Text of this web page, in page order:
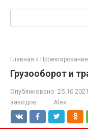
Поиск:
Главная »
Грузооборот и
Опубликовано: 25.10.2021
заводов
Alex